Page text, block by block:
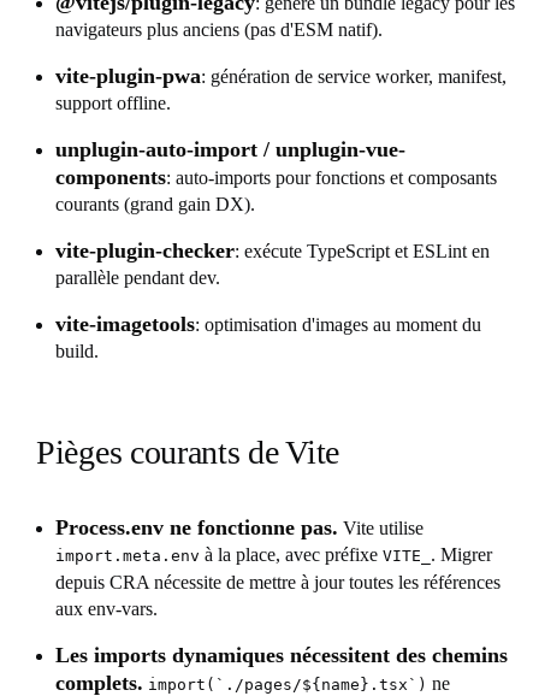
navigateurs plus anciens (pas d'ESM natif).
vite-plugin-pwa: génération de service worker, manifest,
support offline.
unplugin-auto-import / unplugin-vue-
components: auto-imports pour fonctions et composants
courants (grand gain DX).
vite-plugin-checker: exécute TypeScript et ESLint en
parallèle pendant dev.
vite-imagetools: optimisation d'images au moment du
build.
Pièges courants de Vite
Process.env ne fonctionne pas. Vite utilise
import.meta.env à la place, avec préfixe VITE_ . Migrer
depuis CRA nécessite de mettre à jour toutes les références
aux env-vars.
Les imports dynamiques nécessitent des chemins
complets. import(`./pages/${name}.tsx`) ne